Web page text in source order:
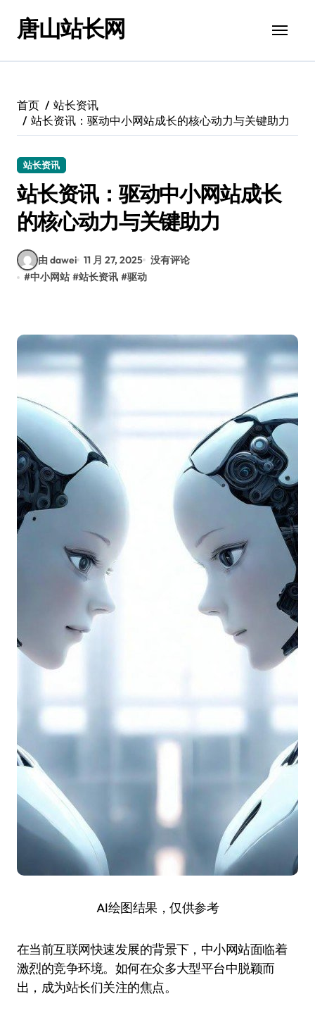
唐山站长网
首页
站长资讯
站长资讯：驱动中小网站成长的核心动力与关键助力
站长资讯
站长资讯：驱动中小网站成长
的核心动力与关键助力
由 dawei 11 月 27, 2025 没有评论
#中小网站 #站长资讯 #驱动
AI绘图结果，仅供参考
在当前互联网快速发展的背景下，中小网站面临着
激烈的竞争环境。如何在众多大型平台中脱颖而
出，成为站长们关注的焦点。